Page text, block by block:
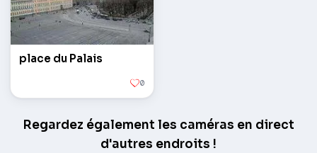
place du Palais
0
Regardez également les caméras en direct
d'autres endroits !